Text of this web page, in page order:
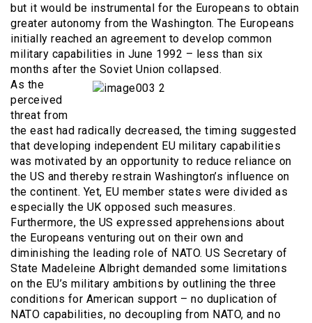
but it would be instrumental for the Europeans to obtain
greater autonomy from the Washington. The Europeans
initially reached an agreement to develop common
military capabilities in June 1992 – less than six
months after the Soviet Union collapsed.
As the
perceived
threat from
the east had radically decreased, the timing suggested
that developing independent EU military capabilities
was motivated by an opportunity to reduce reliance on
the US and thereby restrain Washington’s influence on
the continent. Yet, EU member states were divided as
especially the UK opposed such measures.
Furthermore, the US expressed apprehensions about
the Europeans venturing out on their own and
diminishing the leading role of NATO. US Secretary of
State Madeleine Albright demanded some limitations
on the EU’s military ambitions by outlining the three
conditions for American support – no duplication of
NATO capabilities, no decoupling from NATO, and no